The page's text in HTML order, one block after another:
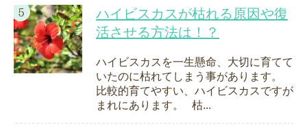
ハイビスカスが枯れる原因や復
活させる方法は！？
ハイビスカスを一生懸命、大切に育てて
いたのに枯れてしまう事があります。
比較的育てやすい、ハイビスカスですが
まれにあります。 枯...